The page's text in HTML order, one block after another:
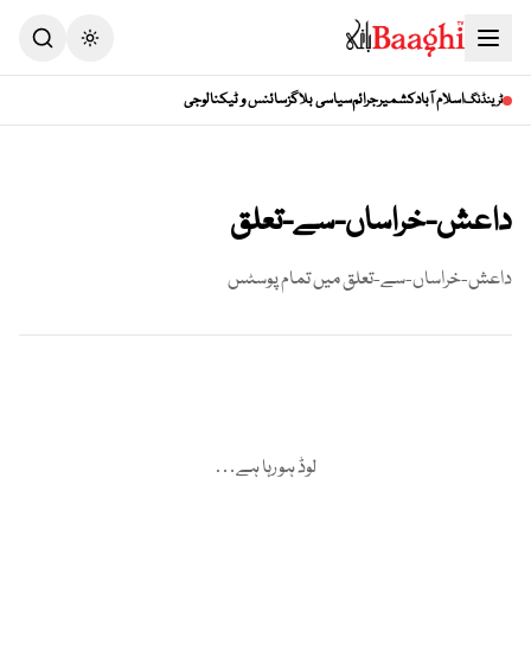
Toggle theme
ٹرینڈنگاسلام آبادکشمیرجرائمسیاسی بلاگزسائنس و ٹیکنالوجی
داعش-خراساں-سے-تعلق
داعش-خراساں-سے-تعلقمیں تمام پوسٹس
لوڈ ہو رہا ہے…